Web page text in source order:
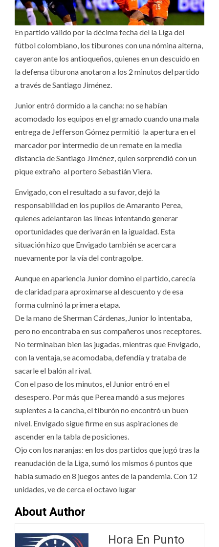
En partido válido por la décima fecha del la Liga del
fútbol colombiano, los tiburones con una nómina alterna,
cayeron ante los antioqueños, quienes en un descuido en
la defensa tiburona anotaron a los 2 minutos del partido
a través de Santiago Jiménez.
Junior entró dormido a la cancha: no se habían
acomodado los equipos en el gramado cuando una mala
entrega de Jefferson Gómez permitió la apertura en el
marcador por intermedio de un remate en la media
distancia de Santiago Jiménez, quien sorprendió con un
pique extraño al portero Sebastián Viera.
Envigado, con el resultado a su favor, dejó la
responsabilidad en los pupilos de Amaranto Perea,
quienes adelantaron las líneas intentando generar
oportunidades que derivarán en la igualdad. Esta
situación hizo que Envigado también se acercara
nuevamente por la vía del contragolpe.
Aunque en apariencia Junior domino el partido, carecía
de claridad para aproximarse al descuento y de esa
forma culminó la primera etapa.
De la mano de Sherman Cárdenas, Junior lo intentaba,
pero no encontraba en sus compañeros unos receptores.
No terminaban bien las jugadas, mientras que Envigado,
con la ventaja, se acomodaba, defendía y trataba de
sacarle el balón al rival.
Con el paso de los minutos, el Junior entró en el
desespero. Por más que Perea mandó a sus mejores
suplentes a la cancha, el tiburón no encontró un buen
nivel. Envigado sigue firme en sus aspiraciones de
ascender en la tabla de posiciones.
Ojo con los naranjas: en los dos partidos que jugó tras la
reanudación de la Liga, sumó los mismos 6 puntos que
había sumado en 8 juegos antes de la pandemia. Con 12
unidades, ve de cerca el octavo lugar
About Author
Hora En Punto